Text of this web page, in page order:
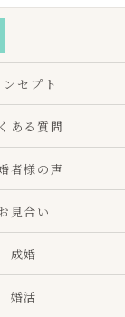
ンセプト
ある質問
者様の声
見合い
成婚
婚活